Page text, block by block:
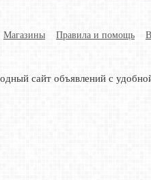
Магазины Правила и помощь
сайт объявлений с